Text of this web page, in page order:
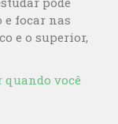
focar nas
e o superior,
quando você